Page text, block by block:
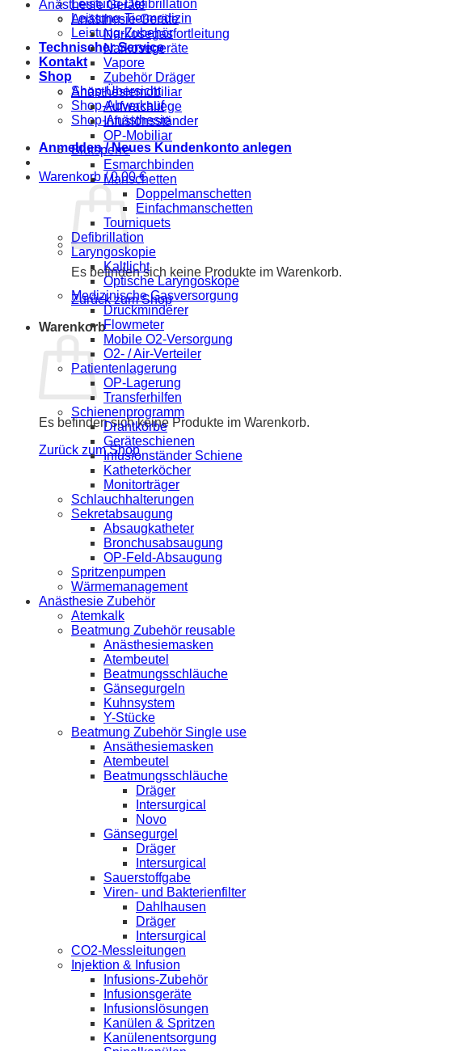
Leistung-Defibrillation
Leistung-Tiermedizin
Leistung-Zubehör
Technischer Service
Kontakt
Shop
Shop-Übersicht
Shop-Abverkauf
Shop-Anästhesie
Anmelden / Neues Kundenkonto anlegen
Warenkorb /0,00€
Es befinden sich keine Produkte im Warenkorb.
Zurück zum Shop
Warenkorb
Es befinden sich keine Produkte im Warenkorb.
Zurück zum Shop
Anästhesie Geräte
Anästhesie-Geräte
Narkosegasfortleitung
Narkosegeräte
Vapore
Zubehör Dräger
Anästhesiemobiliar
Aufwachliege
Infusionsständer
OP-Mobiliar
Blutsperre
Esmarchbinden
Manschetten
Doppelmanschetten
Einfachmanschetten
Tourniquets
Defibrillation
Laryngoskopie
Kaltlicht
Optische Laryngoskope
Medizinische Gasversorgung
Druckminderer
Flowmeter
Mobile O2-Versorgung
O2- / Air-Verteiler
Patientenlagerung
OP-Lagerung
Transferhilfen
Schienenprogramm
Drahtkörbe
Geräteschienen
Infusionständer Schiene
Katheterköcher
Monitorträger
Schlauchhalterungen
Sekretabsaugung
Absaugkatheter
Bronchusabsaugung
OP-Feld-Absaugung
Spritzenpumpen
Wärmemanagement
Anästhesie Zubehör
Atemkalk
Beatmung Zubehör reusable
Anästhesiemasken
Atembeutel
Beatmungsschläuche
Gänsegurgeln
Kuhnsystem
Y-Stücke
Beatmung Zubehör Single use
Ansäthesiemasken
Atembeutel
Beatmungsschläuche
Dräger
Intersurgical
Novo
Gänsegurgel
Dräger
Intersurgical
Sauerstoffgabe
Viren- und Bakterienfilter
Dahlhausen
Dräger
Intersurgical
CO2-Messleitungen
Injektion & Infusion
Infusions-Zubehör
Infusionsgeräte
Infusionslösungen
Kanülen & Spritzen
Kanülenentsorgung